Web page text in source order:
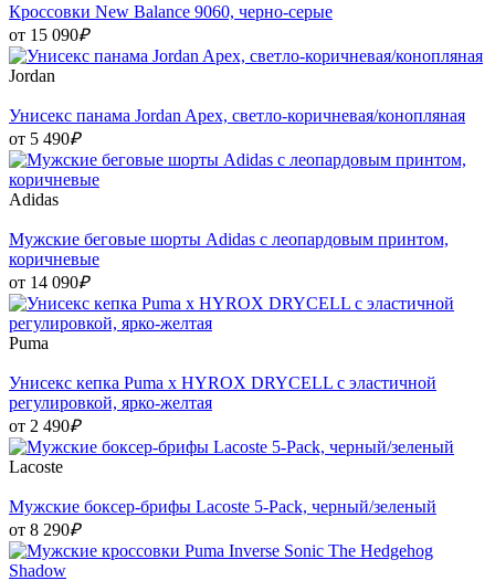
Кроссовки New Balance 9060, черно-серые
от 15 090₽
Jordan
Унисекс панама Jordan Apex, светло-коричневая/конопляная
от 5 490₽
Adidas
Мужские беговые шорты Adidas с леопардовым принтом,
коричневые
от 14 090₽
Puma
Унисекс кепка Puma x HYROX DRYCELL с эластичной
регулировкой, ярко-желтая
от 2 490₽
Lacoste
Мужские боксер-брифы Lacoste 5-Pack, черный/зеленый
от 8 290₽